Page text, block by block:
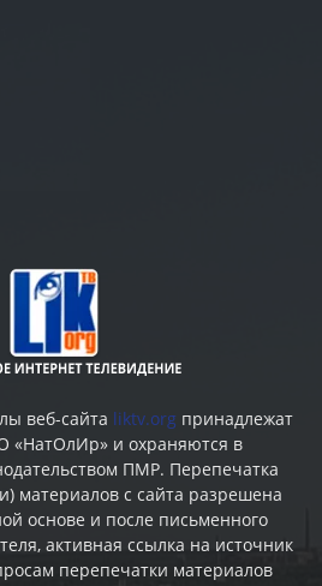
веб-сайта liktv.org принадлежат
«НатОлИр» и охраняются в
ПМР. Перепечатка
материалов c сайта разрешена
основе и после письменного
активная ссылка на источник
перепечатки материалов